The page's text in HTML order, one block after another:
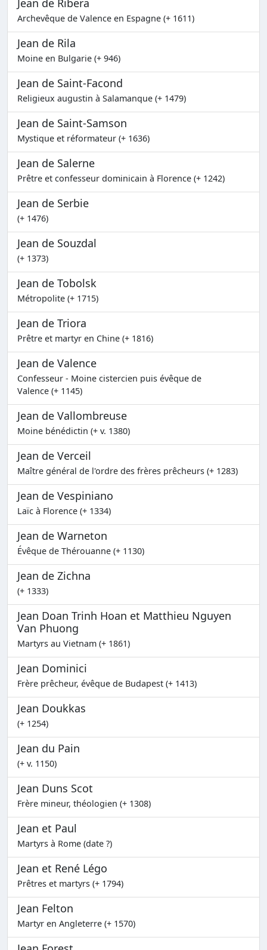
Jean de Ribera
Archevêque de Valence en Espagne (+ 1611)
Jean de Rila
Moine en Bulgarie (+ 946)
Jean de Saint-Facond
Religieux augustin à Salamanque (+ 1479)
Jean de Saint-Samson
Mystique et réformateur (+ 1636)
Jean de Salerne
Prêtre et confesseur dominicain à Florence (+ 1242)
Jean de Serbie
(+ 1476)
Jean de Souzdal
(+ 1373)
Jean de Tobolsk
Métropolite (+ 1715)
Jean de Triora
Prêtre et martyr en Chine (+ 1816)
Jean de Valence
Confesseur - Moine cistercien puis évêque de
Valence (+ 1145)
Jean de Vallombreuse
Moine bénédictin (+ v. 1380)
Jean de Verceil
Maître général de l'ordre des frères prêcheurs (+ 1283)
Jean de Vespiniano
Laïc à Florence (+ 1334)
Jean de Warneton
Évêque de Thérouanne (+ 1130)
Jean de Zichna
(+ 1333)
Jean Doan Trinh Hoan et Matthieu Nguyen
Van Phuong
Martyrs au Vietnam (+ 1861)
Jean Dominici
Frère prêcheur, évêque de Budapest (+ 1413)
Jean Doukkas
(+ 1254)
Jean du Pain
(+ v. 1150)
Jean Duns Scot
Frère mineur, théologien (+ 1308)
Jean et Paul
Martyrs à Rome (date ?)
Jean et René Légo
Prêtres et martyrs (+ 1794)
Jean Felton
Martyr en Angleterre (+ 1570)